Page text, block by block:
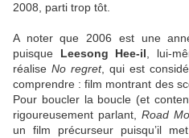
2008, parti trop tôt.
A noter que 2006 est une
puisque Leesong Hee-il , lui-
réalise No regret, qui est
comprendre : film montrant des
Pour boucler la boucle (et
rigoureusement parlant, Road
un film précurseur puisqu’il